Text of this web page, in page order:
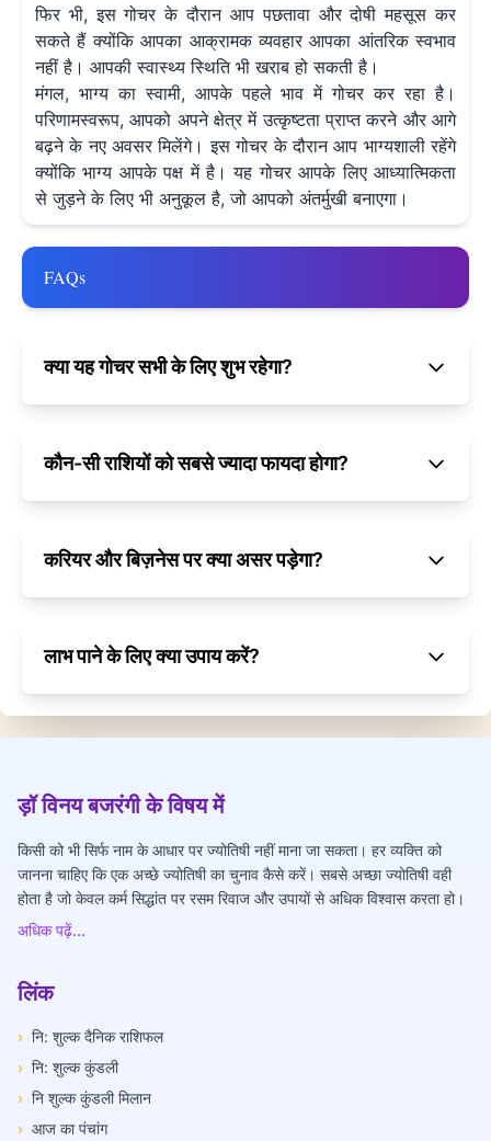
फिर भी, इस गोचर के दौरान आप पछतावा और दोषी महसूस कर
सकते हैं क्योंकि आपका आक्रामक व्यवहार आपका आंतरिक स्वभाव
नहीं है। आपकी स्वास्थ्य स्थिति भी खराब हो सकती है।
मंगल, भाग्य का स्वामी, आपके पहले भाव में गोचर कर रहा है।
परिणामस्वरूप, आपको अपने क्षेत्र में उत्कृष्टता प्राप्त करने और आगे
बढ़ने के नए अवसर मिलेंगे। इस गोचर के दौरान आप भाग्यशाली रहेंगे
क्योंकि भाग्य आपके पक्ष में है। यह गोचर आपके लिए आध्यात्मिकता
से जुड़ने के लिए भी अनुकूल है, जो आपको अंतर्मुखी बनाएगा।
FAQs
क्या यह गोचर सभी के लिए शुभ रहेगा?
कौन-सी राशियों को सबसे ज्यादा फायदा होगा?
करियर और बिज़नेस पर क्या असर पड़ेगा?
लाभ पाने के लिए क्या उपाय करें?
ड़ॉ विनय बजरंगी के विषय में
किसी को भी सिर्फ नाम के आधार पर ज्योतिषी नहीं माना जा सकता। हर व्यक्ति को
जानना चाहिए कि एक अच्छे ज्योतिषी का चुनाव कैसे करें। सबसे अच्छा ज्योतिषी वही
होता है जो केवल कर्म सिद्धांत पर रसम रिवाज और उपायों से अधिक विश्वास करता हो।
अधिक पढ़ें...
लिंक
› नि: शुल्क दैनिक राशिफल
› नि: शुल्क कुंडली
› नि शुल्क कुंडली मिलान
› आज का पंचांग